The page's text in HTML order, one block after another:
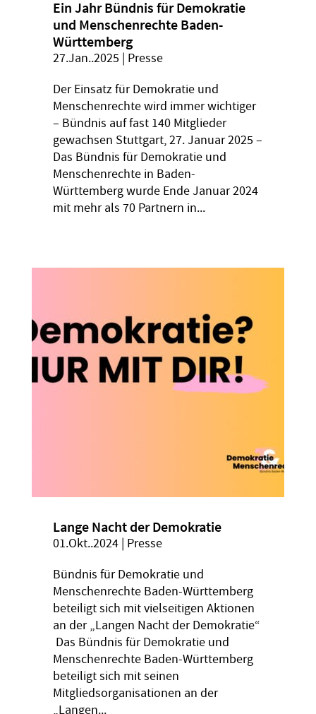
Ein Jahr Bündnis für Demokratie
und Menschenrechte Baden-
Württemberg
27.Jan..2025 | Presse
Der Einsatz für Demokratie und
Menschenrechte wird immer wichtiger
– Bündnis auf fast 140 Mitglieder
gewachsen Stuttgart, 27. Januar 2025 –
Das Bündnis für Demokratie und
Menschenrechte in Baden-
Württemberg wurde Ende Januar 2024
mit mehr als 70 Partnern in...
Lange Nacht der Demokratie
01.Okt..2024| Presse
Bündnis für Demokratie und
Menschenrechte Baden-Württemberg
beteiligt sich mit vielseitigen Aktionen
an der „Langen Nacht der Demokratie“
Das Bündnis für Demokratie und
Menschenrechte Baden-Württemberg
beteiligt sich mit seinen
Mitgliedsorganisationen an der
„Langen...